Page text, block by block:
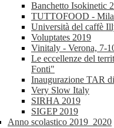
Banchetto Isokinetic
TUTTOFOOD -
Università del caffè
Voluptates 2019
Vinitaly - Verona, 7-
Le eccellenze del
Fonti"
Inaugurazione TAR
Very Slow Italy
SIRHA 2019
SIGEP 2019
Anno scolastico 2019_2020